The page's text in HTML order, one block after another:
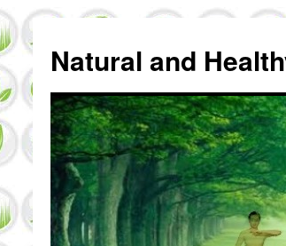
Natural and